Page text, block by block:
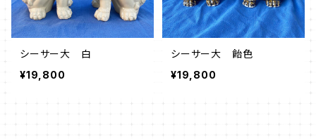
シーサー大 白
¥19,800
シーサー大 飴色
¥19,800